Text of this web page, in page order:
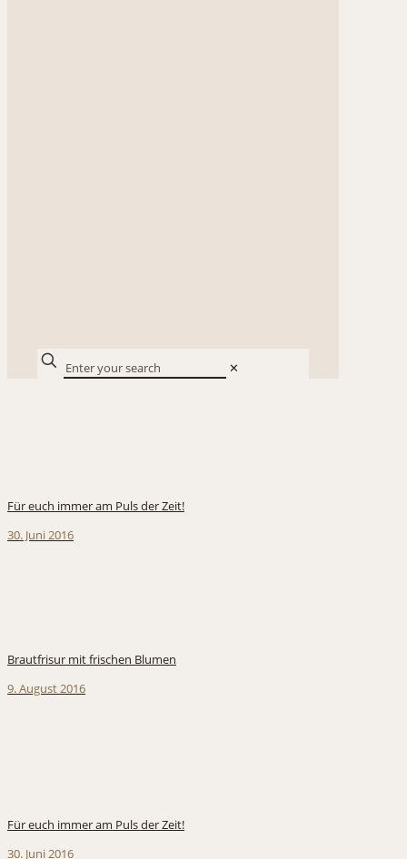
✕
Für euch immer am Puls der Zeit!
30. Juni 2016
Brautfrisur mit frischen Blumen
9. August 2016
Für euch immer am Puls der Zeit!
30. Juni 2016